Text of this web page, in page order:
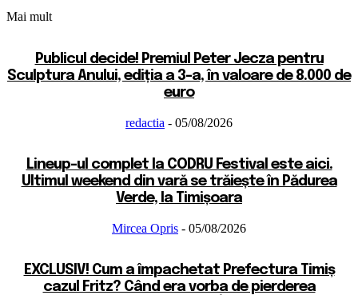
Mai mult
Publicul decide! Premiul Peter Jecza pentru
Sculptura Anului, ediția a 3-a, în valoare de 8.000 de
euro
redactia - 05/08/2026
Lineup-ul complet la CODRU Festival este aici.
Ultimul weekend din vară se trăiește în Pădurea
Verde, la Timișoara
Mircea Opris - 05/08/2026
EXCLUSIV! Cum a împachetat Prefectura Timiș
cazul Fritz? Când era vorba de pierderea